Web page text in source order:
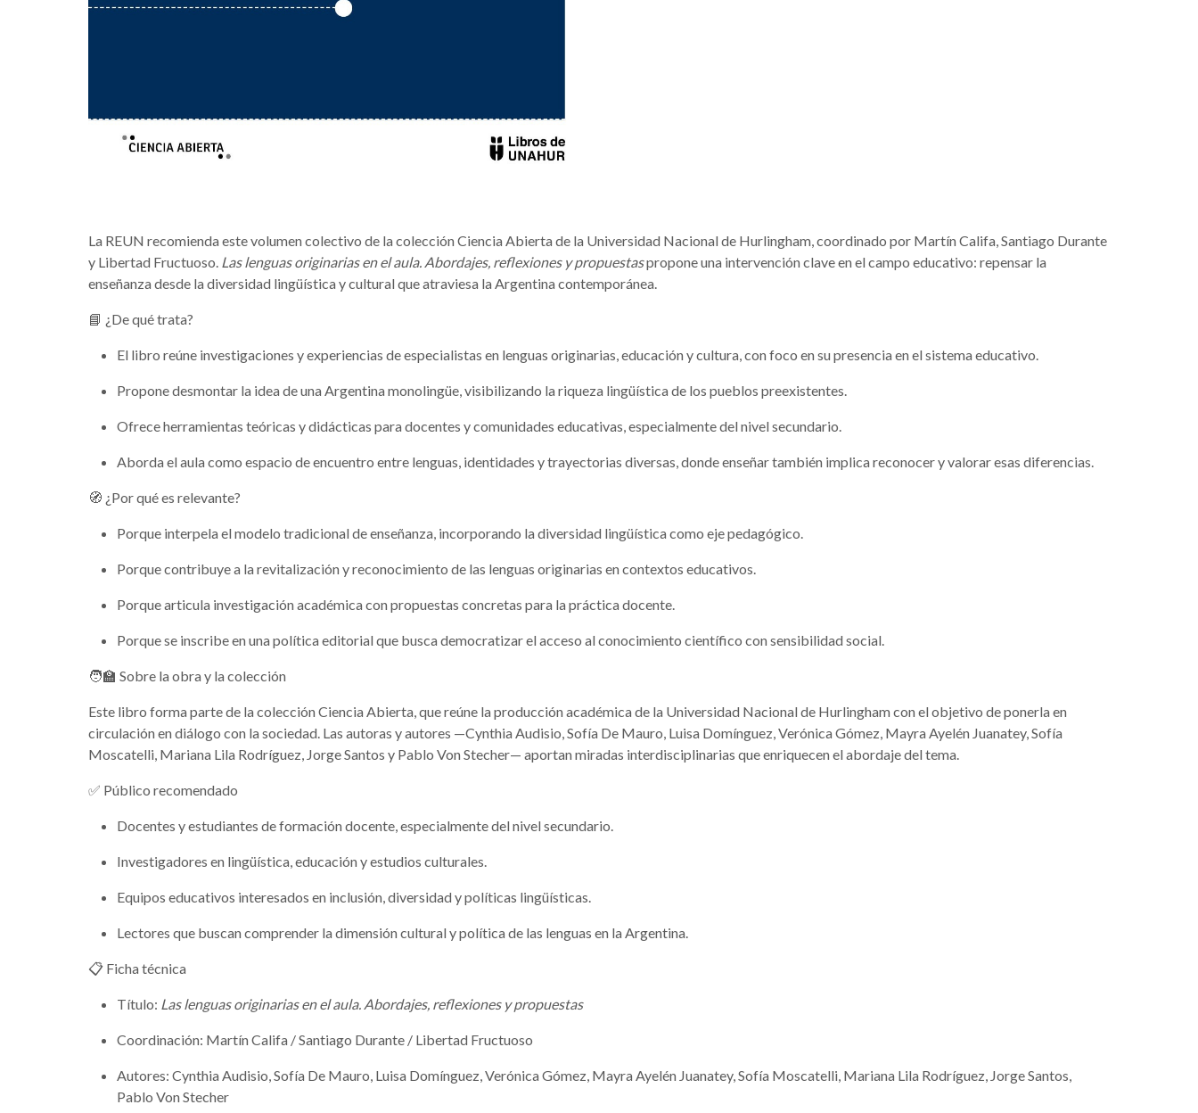
La REUN recomienda este volumen colectivo de la colección Ciencia Abierta de la Universidad Nacional de Hurlingham, coordinado por Martín Califa, Santiago Durante
y Libertad Fructuoso. Las lenguas originarias en el aula. Abordajes, reflexiones y propuestaspropone una intervención clave en el campo educativo: repensar la
enseñanza desde la diversidad lingüística y cultural que atraviesa la Argentina contemporánea.
📘 ¿De qué trata?
El libro reúne investigaciones y experiencias de especialistas en lenguas originarias, educación y cultura, con foco en su presencia en el sistema educativo.
Propone desmontar la idea de una Argentina monolingüe, visibilizando la riqueza lingüística de los pueblos preexistentes.
Ofrece herramientas teóricas y didácticas para docentes y comunidades educativas, especialmente del nivel secundario.
Aborda el aula como espacio de encuentro entre lenguas, identidades y trayectorias diversas, donde enseñar también implica reconocer y valorar esas diferencias.
🧭 ¿Por qué es relevante?
Porque interpela el modelo tradicional de enseñanza, incorporando la diversidad lingüística como eje pedagógico.
Porque contribuye a la revitalización y reconocimiento de las lenguas originarias en contextos educativos.
Porque articula investigación académica con propuestas concretas para la práctica docente.
Porque se inscribe en una política editorial que busca democratizar el acceso al conocimiento científico con sensibilidad social.
🧑‍🏫 Sobre la obra y la colección
Este libro forma parte de la colección Ciencia Abierta, que reúne la producción académica de la Universidad Nacional de Hurlingham con el objetivo de ponerla en
circulación en diálogo con la sociedad. Las autoras y autores —Cynthia Audisio, Sofía De Mauro, Luisa Domínguez, Verónica Gómez, Mayra Ayelén Juanatey, Sofía
Moscatelli, Mariana Lila Rodríguez, Jorge Santos y Pablo Von Stecher— aportan miradas interdisciplinarias que enriquecen el abordaje del tema.
✅ Público recomendado
Docentes y estudiantes de formación docente, especialmente del nivel secundario.
Investigadores en lingüística, educación y estudios culturales.
Equipos educativos interesados en inclusión, diversidad y políticas lingüísticas.
Lectores que buscan comprender la dimensión cultural y política de las lenguas en la Argentina.
📋 Ficha técnica
Título: Las lenguas originarias en el aula. Abordajes, reflexiones y propuestas
Coordinación: Martín Califa / Santiago Durante / Libertad Fructuoso
Autores: Cynthia Audisio, Sofía De Mauro, Luisa Domínguez, Verónica Gómez, Mayra Ayelén Juanatey, Sofía Moscatelli, Mariana Lila Rodríguez, Jorge Santos,
Pablo Von Stecher